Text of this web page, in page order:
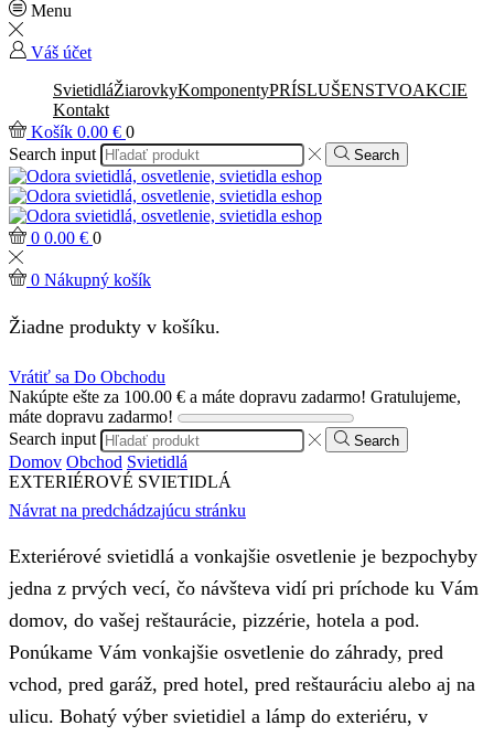
Menu
Váš účet
SvietidláŽiarovkyKomponentyPRÍSLUŠENSTVOAKCIE
Kontakt
Košík 0.00 € 0
Search input
Search
0 0.00 € 0
0 Nákupný košík
Žiadne produkty v košíku.
Vrátiť sa Do Obchodu
Nakúpte ešte za 100.00 € a máte dopravu zadarmo! Gratulujeme,
máte dopravu zadarmo!
Search input
Search
Domov Obchod Svietidlá
EXTERIÉROVÉ SVIETIDLÁ
Návrat na predchádzajúcu stránku
Exteriérové svietidlá a vonkajšie osvetlenie je bezpochyby
jedna z prvých vecí, čo návšteva vidí pri príchode ku Vám
domov, do vašej reštaurácie, pizzérie, hotela a pod.
Ponúkame Vám vonkajšie osvetlenie do záhrady, pred
vchod, pred garáž, pred hotel, pred reštauráciu alebo aj na
ulicu. Bohatý výber svietidiel a lámp do exteriéru, v